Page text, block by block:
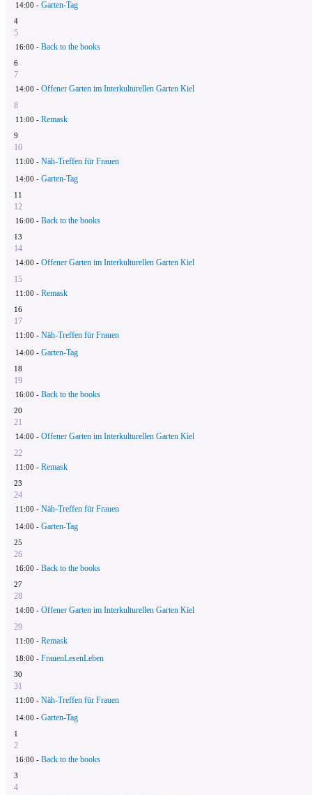
14:00 - Garten-Tag
4
5
16:00 - Back to the books
6
7
14:00 - Offener Garten im Interkulturellen Garten Kiel
8
11:00 - Remask
9
10
11:00 - Näh-Treffen für Frauen
14:00 - Garten-Tag
11
12
16:00 - Back to the books
13
14
14:00 - Offener Garten im Interkulturellen Garten Kiel
15
11:00 - Remask
16
17
11:00 - Näh-Treffen für Frauen
14:00 - Garten-Tag
18
19
16:00 - Back to the books
20
21
14:00 - Offener Garten im Interkulturellen Garten Kiel
22
11:00 - Remask
23
24
11:00 - Näh-Treffen für Frauen
14:00 - Garten-Tag
25
26
16:00 - Back to the books
27
28
14:00 - Offener Garten im Interkulturellen Garten Kiel
29
11:00 - Remask
18:00 - FrauenLesenLeben
30
31
11:00 - Näh-Treffen für Frauen
14:00 - Garten-Tag
1
2
16:00 - Back to the books
3
4